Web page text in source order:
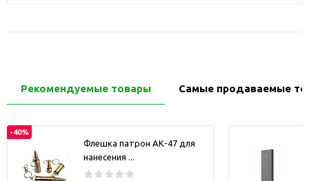
Рекомендуемые товары Самые продаваемые
-40%
Флешка патрон АК-47 для
нанесения ...